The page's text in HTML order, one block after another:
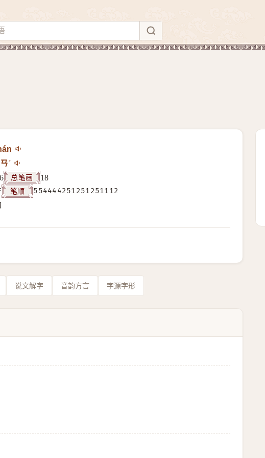
ˊ
6
总笔画
18
笔顺
554444251251251112
说文解字 音韵方言 字源字形